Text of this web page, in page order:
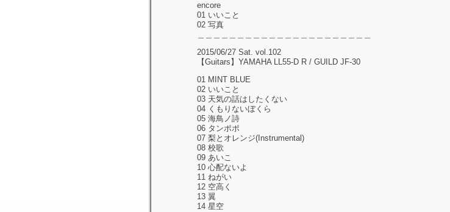
encore
01 いいこと
02 写真
2015/06/27 Sat. vol.102
【Guitars】YAMAHA LL55-D R / GUILD JF-30
01 MINT BLUE
02 いいこと
03 天気の話はしたくない
04 くもりないぼくら
05 海鳥ノ詩
06 タンポポ
07 梨とオレンジ(Instrumental)
08 校歌
09 あいこ
10 心配ないよ
11 ねがい
12 空高く
13 翼
14 星空